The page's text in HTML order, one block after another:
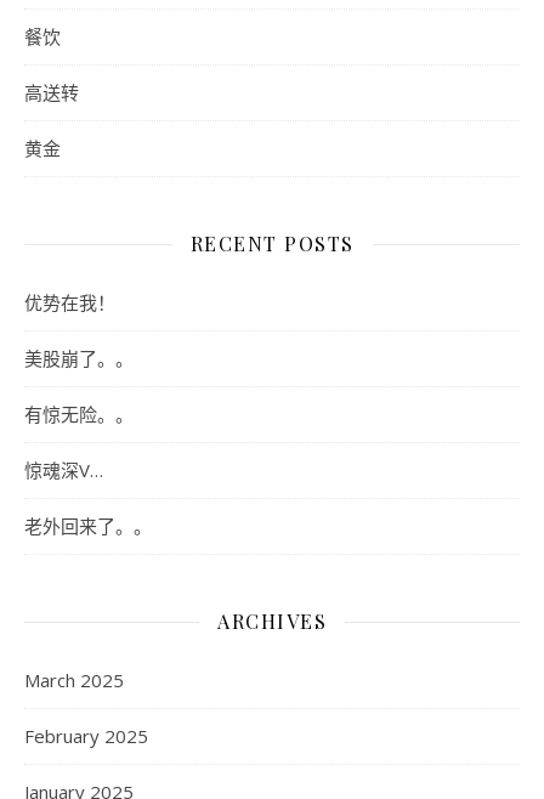
餐饮
高送转
黄金
RECENT POSTS
优势在我！
美股崩了。。
有惊无险。。
惊魂深V…
老外回来了。。
ARCHIVES
March 2025
February 2025
January 2025